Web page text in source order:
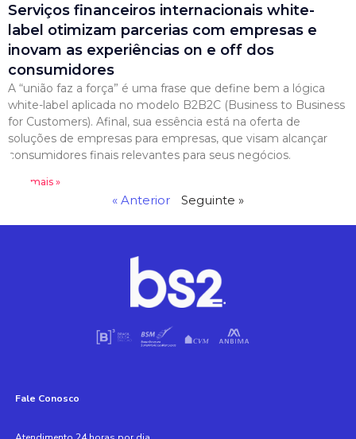
Serviços financeiros internacionais white-
label otimizam parcerias com empresas e
inovam as experiências on e off dos
consumidores
A “união faz a força” é uma frase que define bem a lógica
white-label aplicada no modelo B2B2C (Business to Business
for Customers). Afinal, sua essência está na oferta de
soluções de empresas para empresas, que visam alcançar
consumidores finais relevantes para seus negócios.
Leia mais »
« Anterior Seguinte »
Fale Conosco